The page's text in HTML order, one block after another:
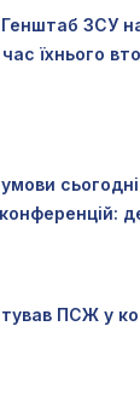
ЗСУ
їхнього
ПСЖ у